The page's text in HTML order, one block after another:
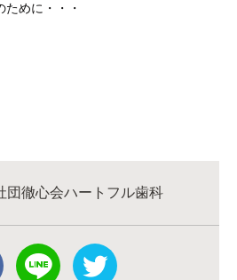
めに・・・
団徹心会ハートフル歯科